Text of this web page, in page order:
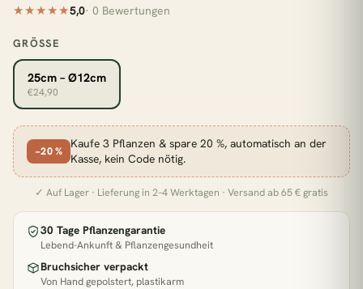
★★★★★5,0· 0 Bewertungen
GRÖSSE
25cm – Ø12cm
€24,90
−20 %
Kaufe 3 Pflanzen & spare 20 %, automatisch an der
Kasse, kein Code nötig.
✓ Auf Lager · Lieferung in 2–4 Werktagen · Versand ab 65 € gratis
30 Tage Pflanzengarantie
Lebend-Ankunft & Pflanzengesundheit
Bruchsicher verpackt
Von Hand gepolstert, plastikarm
Monstera Pflegeleicht Wenig Licht
Bogenhanf Große Pflanzen
KATEGORIEN
Alle Zimmerpflanzen